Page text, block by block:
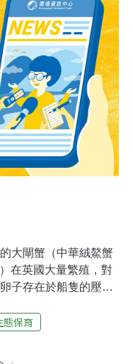
質疑。海關所謂「疫
情而已，但可怕的病
物可生長在不同程度
草和腐爛動物屍體為
道大多附著大量的細
因此除了霍亂弧菌
菌、Ａ型肝炎病毒、
內法定傳染病的病原
，但對人體卻是致
大閘蟹（中華絨鰲蟹
在英國大量繁殖，對
子存在於船隻的壓載
示，自從1970年代以
態保育